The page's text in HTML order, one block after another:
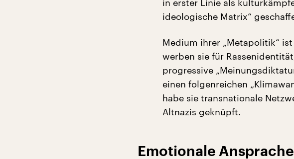
in erster Linie als
ideologische Matrix“
Medium ihrer „Metapolitik“
werben sie für
progressive
einen folgenreichen
habe sie transnationale
Altnazis geknüpft.
Emotionale